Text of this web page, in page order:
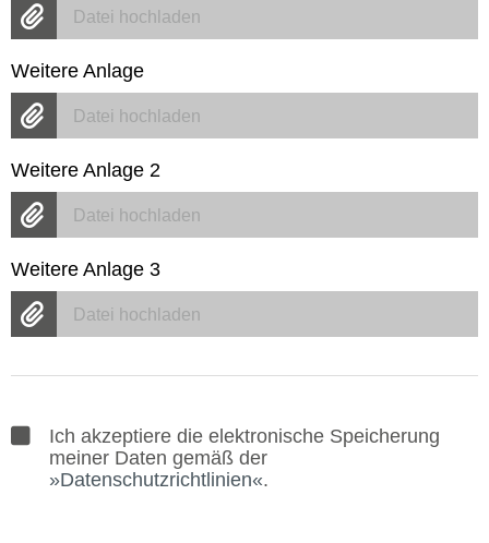
Datei hochladen
Weitere Anlage
Datei hochladen
Weitere Anlage 2
Datei hochladen
Weitere Anlage 3
Datei hochladen
Ich akzeptiere die elektronische Speicherung
meiner Daten gemäß der
Datenschutzrichtlinien .